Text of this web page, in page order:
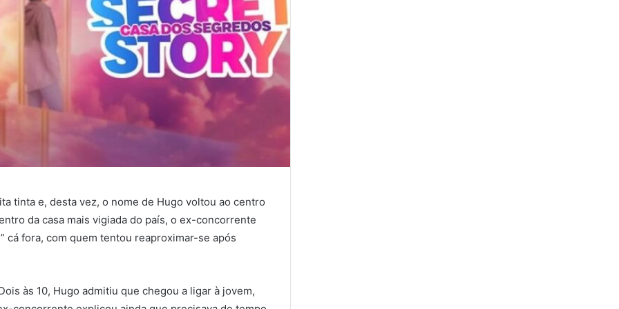
tinta e, desta vez, o nome de Hugo voltou ao centro
da casa mais vigiada do país, o ex-concorrente
cá fora, com quem tentou reaproximar-se após
às 10, Hugo admitiu que chegou a ligar à jovem,